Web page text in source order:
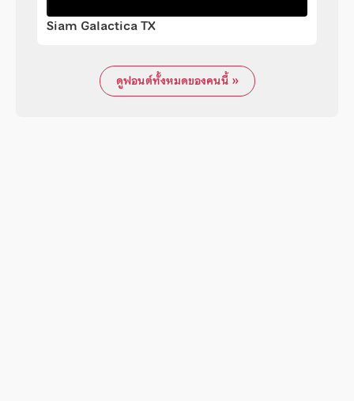
Siam Galactica TX
ดูฟอนต์ทั้งหมดของคนนี้ »